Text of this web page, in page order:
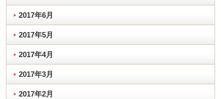
2017年6月
2017年5月
2017年4月
2017年3月
2017年2月